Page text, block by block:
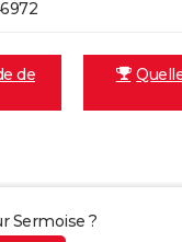
de
Sermoise ?